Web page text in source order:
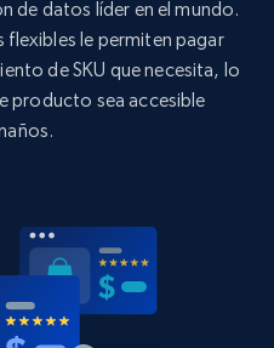
Comenzar ahora
Initial
Reviews count, and
de datos líder en el mundo.
le permiten pagar
de SKU que necesita, lo
producto sea accesible